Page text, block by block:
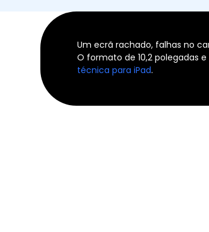
Um ecrã rachado, falhas no
O formato de 10,2 polegadas
técnica para iPad.